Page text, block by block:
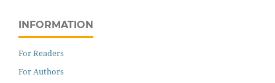
INFORMATION
For Readers
For Authors